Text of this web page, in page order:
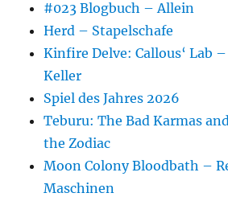
#023 Blogbuch – Allein
Herd – Stapelschafe
Kinfire Delve: Callous‘ Lab
Keller
Spiel des Jahres 2026
Teburu: The Bad Karmas
the Zodiac
Moon Colony Bloodbath –
Maschinen